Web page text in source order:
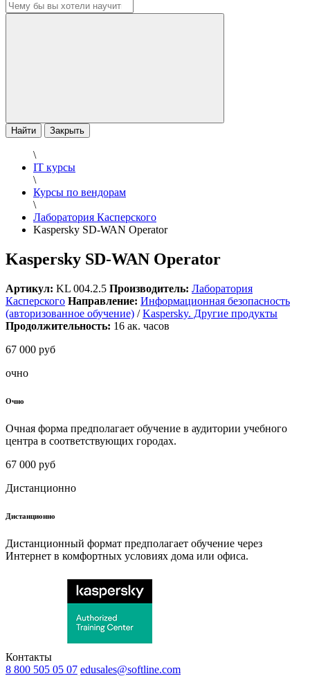
Найти Закрыть
\
IT курсы
\
Курсы по вендорам
\
Лаборатория Касперского
Kaspersky SD-WAN Operator
Kaspersky SD-WAN Operator
Артикул: KL 004.2.5 Производитель: Лаборатория
Касперского Направление: Информационная безопасность
(авторизованное обучение) /Kaspersky. Другие продукты
Продолжительность: 16 ак. часов
67 000 руб
очно
Очно
Очная форма предполагает обучение в аудитории учебного
центра в соответствующих городах.
67 000 руб
Дистанционно
Дистанционно
Дистанционный формат предполагает обучение через
Интернет в комфортных условиях дома или офиса.
Контакты
8 800 505 05 07 edusales@softline.com